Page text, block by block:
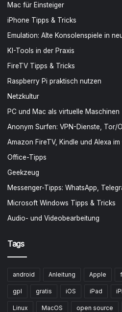
Mac für Einsteiger
iPhone Tipps & Tricks
Emulation: Alte Konsolenspiele in
KI-Tools in der Praxis
FireTV Tipps & Tricks
Raspberry Pi praktisch nutzen
Netzkultur
PC und Mac als virtuelle Maschinen
Anonym Surfen: VPN-Dienste, Tor/
Amazon FireTV, Kindle und Alexa im
Office-Tipps
Geekzeug
Messenger-Tipps: WhatsApp,
Microsoft Windows Tipps & Tricks
Audio- und Videobearbeitung
Tags
android Anleitung Apple
gpl gratis iOS iPad
Linux MacOS open source